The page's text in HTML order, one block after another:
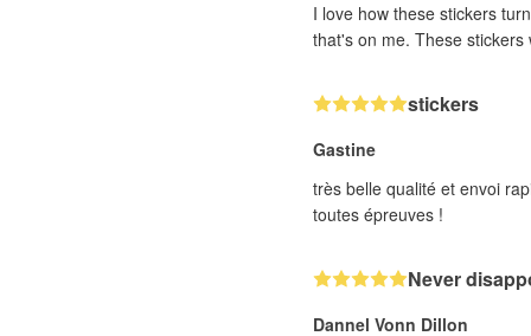
I love how these stickers
that's on me. These
stickers
Gastine
très belle qualité et envoi
toutes épreuves !
Never
Dannel Vonn Dillon